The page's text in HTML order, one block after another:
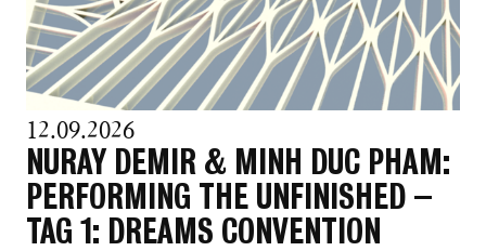
12.09.2026
NURAY DEMIR & MINH DUC PHAM:
PERFORMING THE UNFINISHED –
TAG 1: DREAMS CONVENTION